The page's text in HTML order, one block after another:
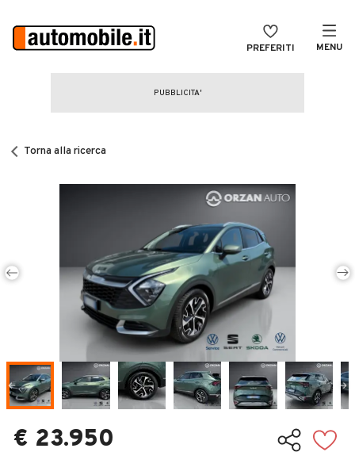
PREFERITI MENU
CERCA
Noleggio a lungo termine
Auto d'epoca
Veicoli Commerciali
Concessionari
Torna alla ricerca
€ 23.950